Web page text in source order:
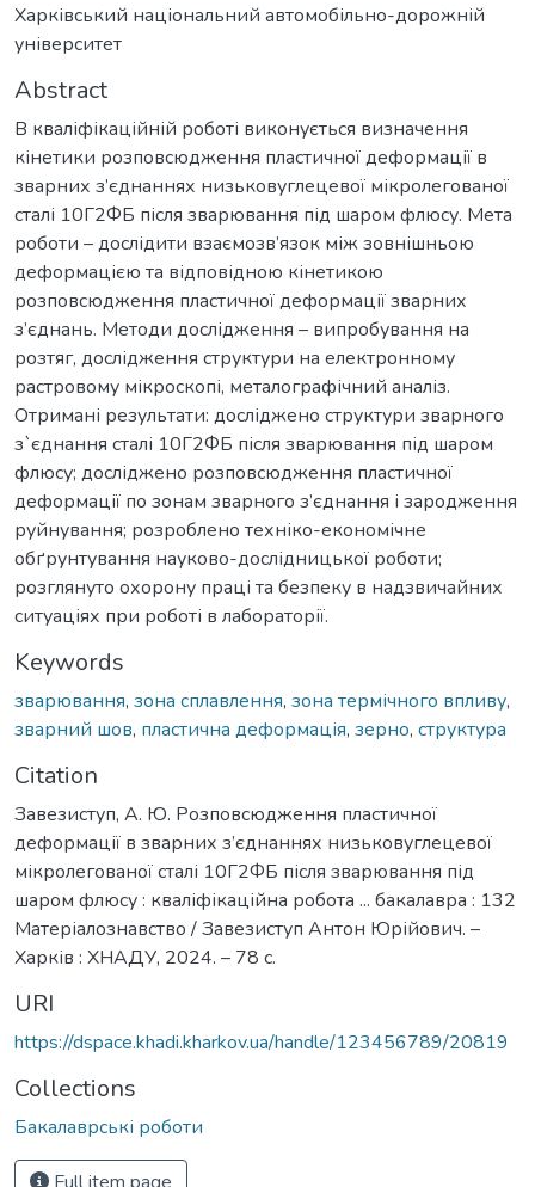
Харківський національний автомобільно-дорожній
університет
Abstract
В кваліфікаційній роботі виконується визначення
кінетики розповсюдження пластичної деформації в
зварних з’єднаннях низьковуглецевої мікролегованої
сталі 10Г2ФБ після зварювання під шаром флюсу. Мета
роботи – дослідити взаємозв’язок між зовнішньою
деформацією та відповідною кінетикою
розповсюдження пластичної деформації зварних
з’єднань. Методи дослідження – випробування на
розтяг, дослідження структури на електронному
растровому мікроскопі, металографічний аналіз.
Отримані результати: досліджено структури зварного
з`єднання сталі 10Г2ФБ після зварювання під шаром
флюсу; досліджено розповсюдження пластичної
деформації по зонам зварного з’єднання і зародження
руйнування; розроблено техніко-економічне
обґрунтування науково-дослідницької роботи;
розглянуто охорону праці та безпеку в надзвичайних
ситуаціях при роботі в лабораторії.
Keywords
зварювання, зона сплавлення, зона термічного впливу,
зварний шов, пластична деформація, зерно, структура
Citation
Завезиступ, А. Ю. Розповсюдження пластичної
деформації в зварних з’єднаннях низьковуглецевої
мікролегованої сталі 10Г2ФБ після зварювання під
шаром флюсу : кваліфікаційна робота ... бакалавра : 132
Матеріалознавство / Завезиступ Антон Юрійович. –
Харків : ХНАДУ, 2024. – 78 с.
URI
https://dspace.khadi.kharkov.ua/handle/123456789/20819
Collections
Бакалаврські роботи